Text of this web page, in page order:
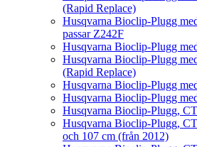
(Rapid Replace)
Husqvarna Bioclip-Plugg
passar Z242F
Husqvarna Bioclip-Plugg
Husqvarna Bioclip-Plugg
(Rapid Replace)
Husqvarna Bioclip-Plugg
Husqvarna Bioclip-Plugg
Husqvarna Bioclip-Plugg,
Husqvarna Bioclip-Plugg,
och 107 cm (från 2012)